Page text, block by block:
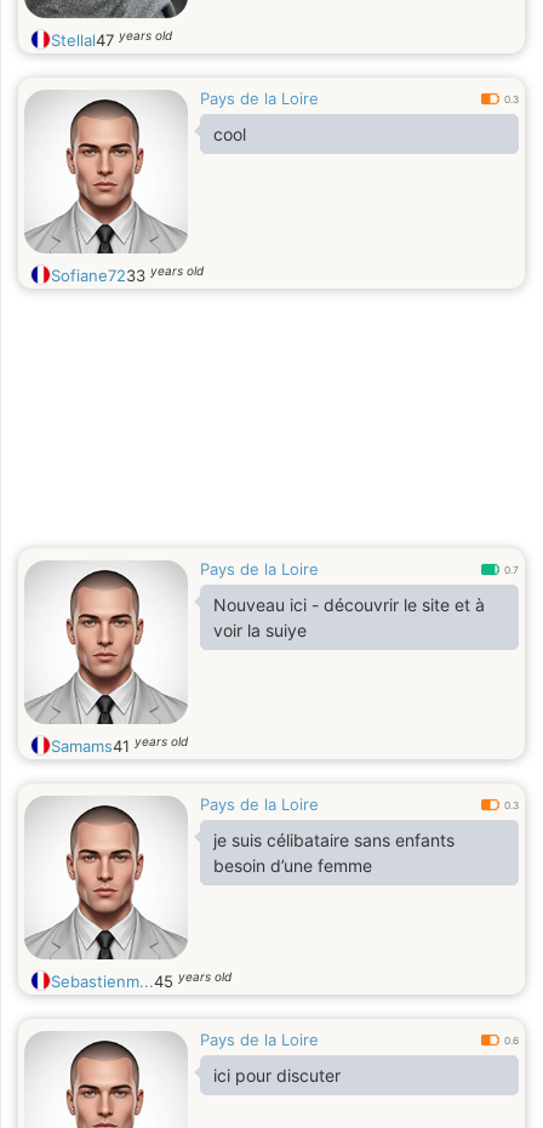
Stellal47 years old
Pays de la Loire 0.3
cool
Sofiane7233 years old
Pays de la Loire 0.7
Nouveau ici - découvrir le site et à
voir la suiye
Samams41 years old
Pays de la Loire 0.3
je suis célibataire sans enfants
besoin d’une femme
Sebastienm...45 years old
Pays de la Loire 0.6
ici pour discuter